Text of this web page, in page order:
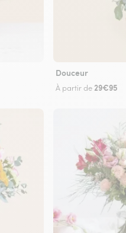
Douceur
À partir de 29€95